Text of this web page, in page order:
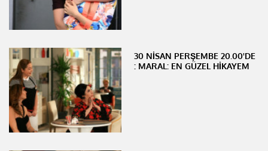
30 NİSAN PERŞEMBE 20.00'DE
: MARAL: EN GÜZEL HİKAYEM